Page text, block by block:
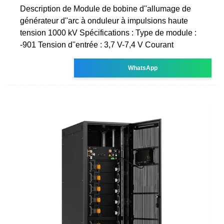
Description de Module de bobine d''allumage de
générateur d''arc à onduleur à impulsions haute
tension 1000 kV Spécifications : Type de module :
-901 Tension d''entrée : 3,7 V-7,4 V Courant
WhatsApp